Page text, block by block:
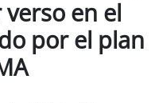
en el
por el plan